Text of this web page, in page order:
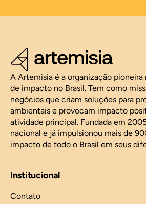
A Artemisia é a organização
de impacto no Brasil. Tem como
negócios que criam soluções para
ambientais e provocam impacto
atividade principal. Fundada em
nacional e já impulsionou mais de
impacto de todo o Brasil em seus
Institucional
Contato